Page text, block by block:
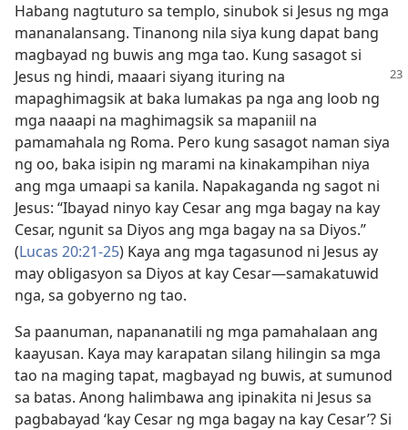
Habang nagtuturo sa templo, sinubok si Jesus ng mga
mananalansang. Tinanong nila siya kung dapat bang
magbayad ng buwis ang mga tao. Kung sasagot si
Jesus ng hindi, maaari siyang ituring na
mapaghimagsik at baka lumakas pa nga ang loob ng
mga naaapi na maghimagsik sa mapaniil na
pamamahala ng Roma. Pero kung sasagot naman siya
ng oo, baka isipin ng marami na kinakampihan niya
ang mga umaapi sa kanila. Napakaganda ng sagot ni
Jesus: “Ibayad ninyo kay Cesar ang mga bagay na kay
Cesar, ngunit sa Diyos ang mga bagay na sa Diyos.”
(Lucas 20:21-25) Kaya ang mga tagasunod ni Jesus ay
may obligasyon sa Diyos at kay Cesar​—samakatuwid
nga, sa gobyerno ng tao.
Sa paanuman, napananatili ng mga pamahalaan ang
kaayusan. Kaya may karapatan silang hilingin sa mga
tao na maging tapat, magbayad ng buwis, at sumunod
sa batas. Anong halimbawa ang ipinakita ni Jesus sa
pagbabayad ‘kay Cesar ng mga bagay na kay Cesar’? Si